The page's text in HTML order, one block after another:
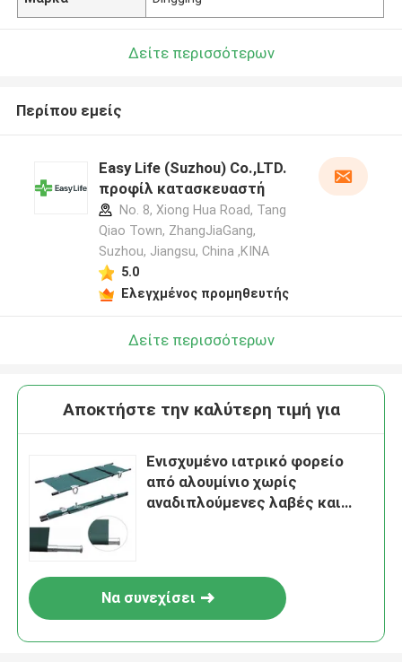
Δείτε περισσότερων
Περίπου εμείς
Easy Life (Suzhou) Co.,LTD.
προφίλ κατασκευαστή
No. 8, Xiong Hua Road, Tang
Qiao Town, ZhangJiaGang,
Suzhou, Jiangsu, China ,ΚΙΝΑ
5.0
Ελεγχμένος προμηθευτής
Δείτε περισσότερων
Αποκτήστε την καλύτερη τιμή για
Ενισχυμένο ιατρικό φορείο
από αλουμίνιο χωρίς
αναδιπλούμενες λαβές και
Να συνεχίσει